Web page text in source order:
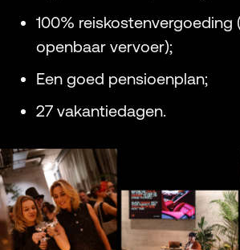
100% reiskostenvergoeding
openbaar vervoer);
Een goed pensioenplan;
27 vakantiedagen.